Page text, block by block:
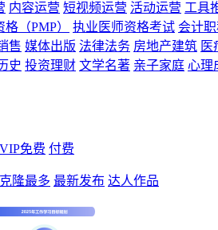
内容运营 短视频运营 活动运营 工具
（PMP）
执业医师资格考试 会计
售 媒体出版 法律法务 房地产建筑 医
史 投资理财 文学名著 亲子家庭 心理
VIP免费 付费
克隆最多 最新发布 达人作品